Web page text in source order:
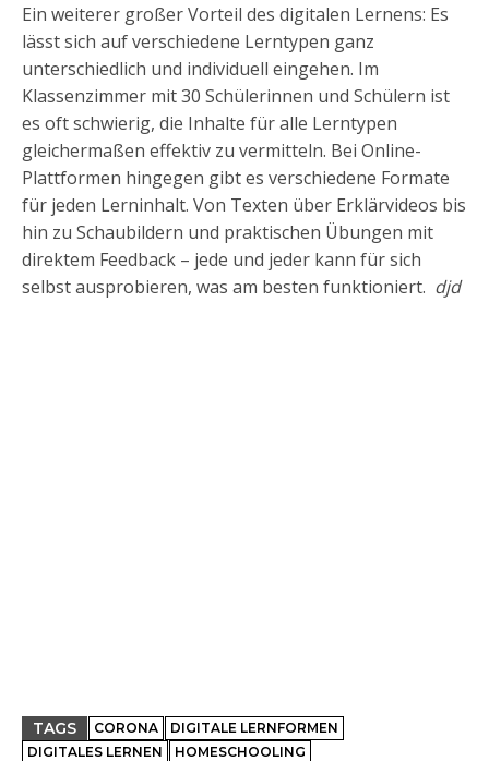
Ein weiterer großer Vorteil des digitalen Lernens: Es
lässt sich auf verschiedene Lerntypen ganz
unterschiedlich und individuell eingehen. Im
Klassenzimmer mit 30 Schülerinnen und Schülern ist
es oft schwierig, die Inhalte für alle Lerntypen
gleichermaßen effektiv zu vermitteln. Bei Online-
Plattformen hingegen gibt es verschiedene Formate
für jeden Lerninhalt. Von Texten über Erklärvideos bis
hin zu Schaubildern und praktischen Übungen mit
direktem Feedback – jede und jeder kann für sich
selbst ausprobieren, was am besten funktioniert. djd
TAGS CORONA
DIGITALE LERNFORMEN
DIGITALES LERNEN
HOMESCHOOLING